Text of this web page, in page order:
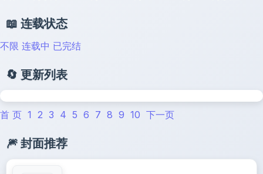
📖 连载状态
不限 连载中 已完结
🔄 更新列表
首 页 1 2 3 4 5 6 7 8 9 10 下一页
🎆 封面推荐